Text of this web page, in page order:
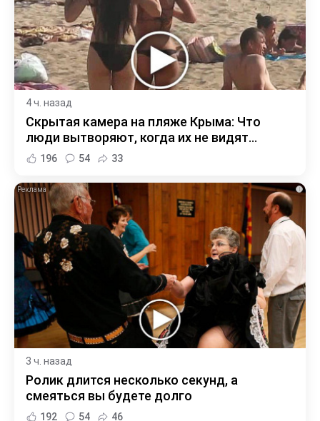
4 ч. назад
Скрытая камера на пляже Крыма: Что
люди вытворяют, когда их не видят...
196 54 33
i
3 ч. назад
Ролик длится несколько секунд, а
смеяться вы будете долго
192 54 46